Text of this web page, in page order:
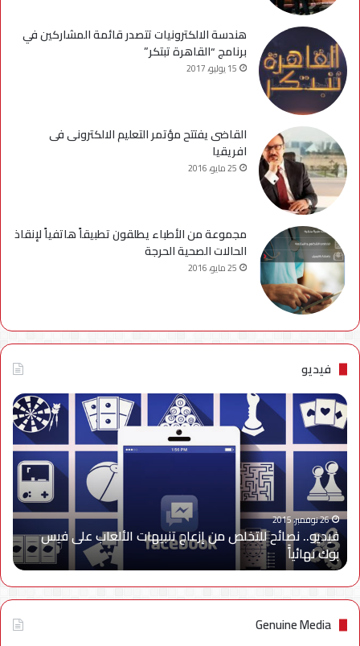
هندسة الالكترونيات تتصدر قائمة المشاركين في
برنامج “القاهرة تبتكر”
15 يوليو، 2017
القاضى يفتتح مؤتمر التعليم الالكترونى فى
افريقيا
25 مايو، 2016
مجموعة من الأطباء يطلقون تطبيقاً هاتفياً لإنقاذ
الحالات الصحية الحرجة
25 مايو، 2016
فيديو
فيديو..
نصائح
للتخلص
من
إزعاج
تنبيهات
الألعاب
على
فيس
بوك
نهائياًَ
26 نوفمبر، 2015
فيديو.. نصائح للتخلص من إزعاج تنبيهات الألعاب على فيس
بوك نهائياًَ
Genuine Media